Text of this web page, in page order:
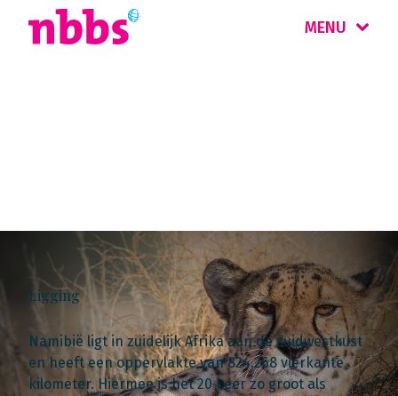
MENU
Ligging
Namibië ligt in zuidelijk Afrika aan de zuidwestkust
en heeft een oppervlakte van 824.268 vierkante
kilometer. Hiermee is het 20 keer zo groot als